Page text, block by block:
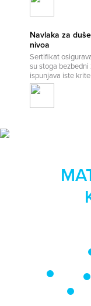
Navlaka za
nivoa
Sertifikat
su stoga
ispunjava iste